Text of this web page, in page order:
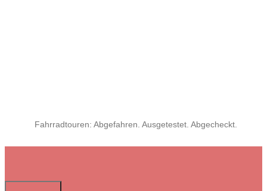
Fahrradtouren: Abgefahren. Ausgetestet. Abgecheckt.